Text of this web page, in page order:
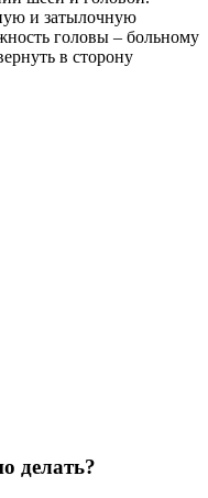
и затылочную
головы – больному
в сторону
делать?